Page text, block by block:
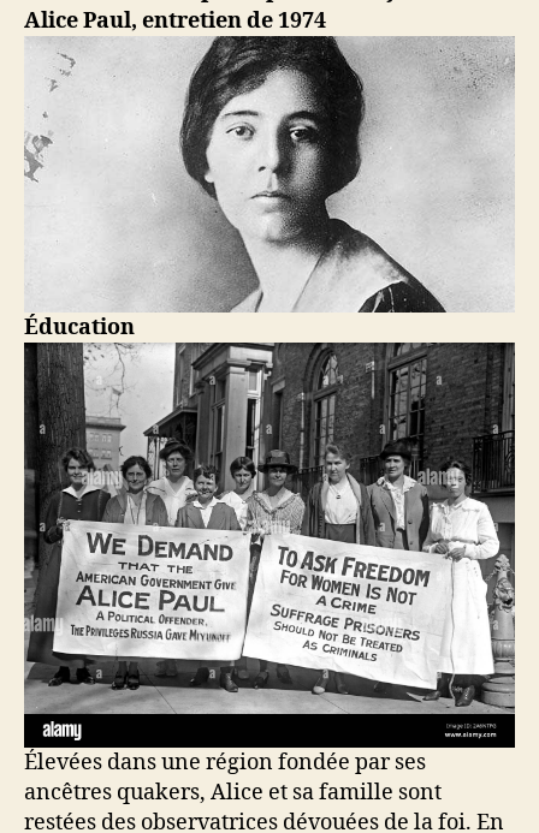
Alice Paul, entretien de 1974
Éducation
Élevées dans une région fondée par ses
ancêtres quakers, Alice et sa famille sont
restées des observatrices dévouées de la foi. En